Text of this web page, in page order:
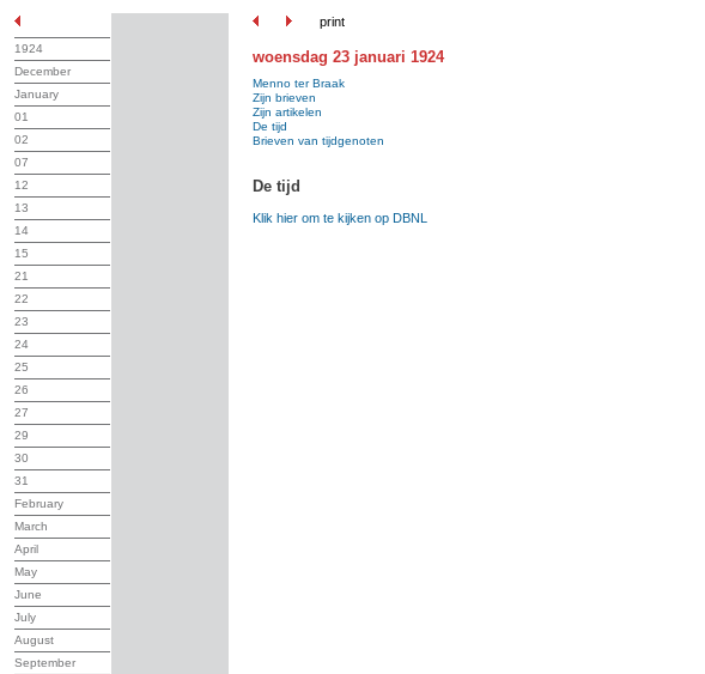
print
1924
December
January
01
02
07
12
13
14
15
21
22
23
24
25
26
27
29
30
31
February
March
April
May
June
July
August
September
woensdag 23 januari 1924
Menno ter Braak
Zijn brieven
Zijn artikelen
De tijd
Brieven van tijdgenoten
De tijd
Klik hier om te kijken op DBNL